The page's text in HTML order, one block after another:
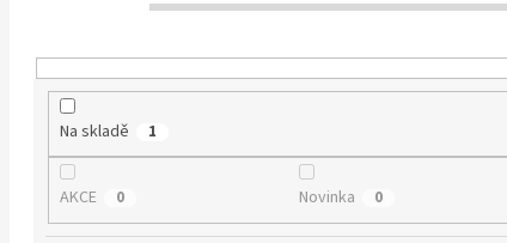
u
Na skladě 1
AKCE 0 Novinka 0